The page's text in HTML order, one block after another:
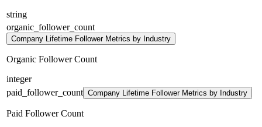
string
organic_follower_count
Company Lifetime Follower Metrics by Industry
Organic Follower Count
integer
paid_follower_count Company Lifetime Follower Metrics by Industry
Paid Follower Count